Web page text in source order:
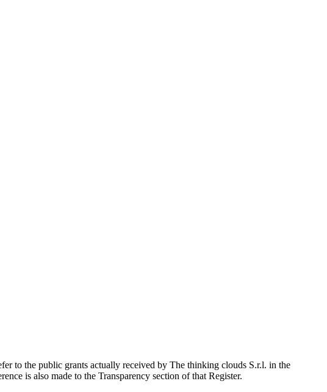
to the public grants actually received by The thinking clouds S.r.l. in the
is also made to the Transparency section of that Register.